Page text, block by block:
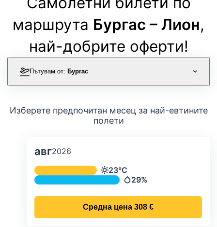
маршрута Бургас – Лион,
най-добрите оферти!
Пътувам от: Бургас
Изберете предпочитан месец за най-евтините
полети
авг2026
Средна месечна температура и
Температура
23°C
Валежи
29%
Средна цена 308 €